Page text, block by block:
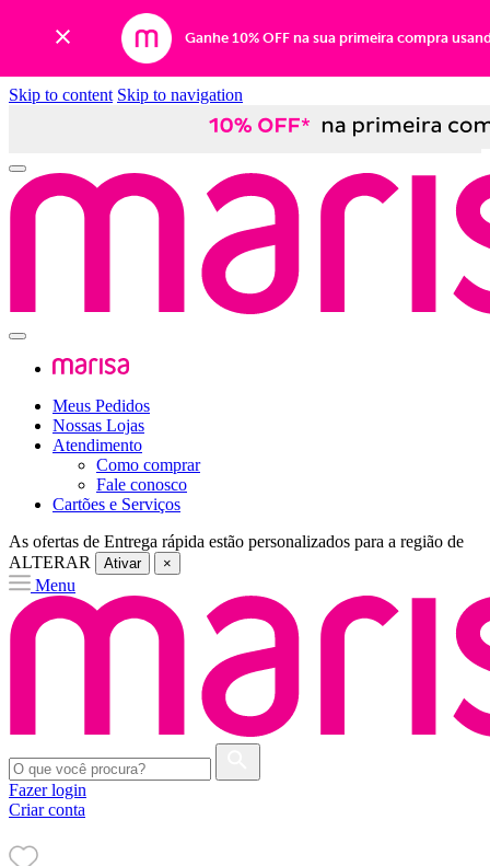
Ganhe 10% OFF na sua primeira compra
Skip to content Skip to navigation
Meus Pedidos
Nossas Lojas
Atendimento
Como comprar
Fale conosco
Cartões e Serviços
As ofertas de Entrega rápida estão personalizados para a região de
ALTERAR
Ativar ×
Menu
Fazer login
Criar conta